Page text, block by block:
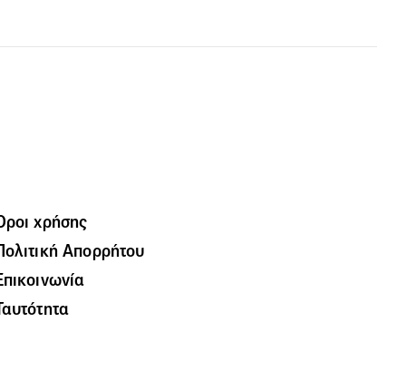
χρήσης
Απορρήτου